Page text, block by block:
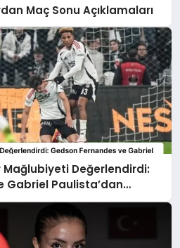
Maç Sonu Açıklamaları
Mağlubiyeti Değerlendirdi:
Gabriel Paulista’dan